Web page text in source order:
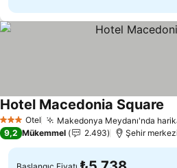
3 YıldızOtel Makedonya Meydanı'nda
Hotel Macedonia Square
9,2 Mükemmel 2.493 Şehir
Başlangıç Fiyatı